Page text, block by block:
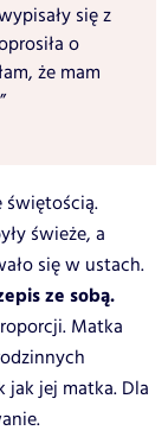
się z
o
że mam
świętością.
świeże, a
się w ustach.
ze sobą.
Matka
jej matka. Dla